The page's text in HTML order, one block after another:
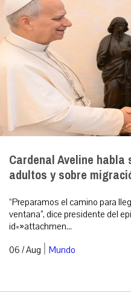
Cardenal Aveline
adultos y sobre
“Preparamos el camino para
ventana”, dice presidente del
id=»attachmen...
06 / Aug | Mundo